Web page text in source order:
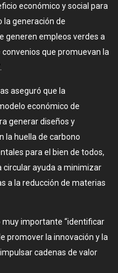
económico y social para
la generación de
generen empleos verdes a
que promuevan la
aseguró que la
económico de
generar diseños y
la huella de carbono
para el bien de todos,
circular ayuda a minimizar
a la reducción de materias
importante “identificar
promover la innovación y la
cadenas de valor